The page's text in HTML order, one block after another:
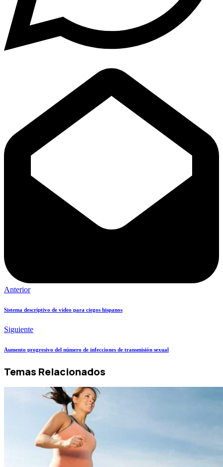
Anterior
Sistema descriptivo de video para ciegos hispanos
Siguiente
Aumento progresivo del número de infecciones de transmisión sexual
Temas Relacionados